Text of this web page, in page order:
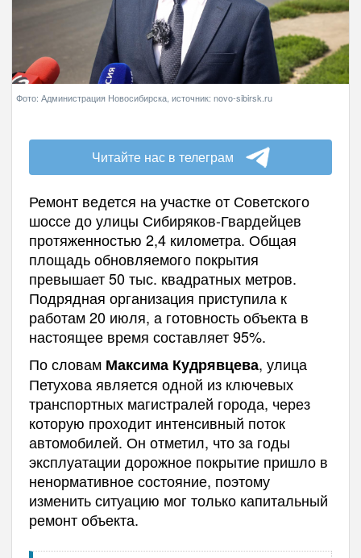
Фото: Администрация Новосибирска, источник: novo-sibirsk.ru
Читайте нас в телеграм
Ремонт ведется на участке от Советского
шоссе до улицы Сибиряков-Гвардейцев
протяженностью 2,4 километра. Общая
площадь обновляемого покрытия
превышает 50 тыс. квадратных метров.
Подрядная организация приступила к
работам 20 июля, а готовность объекта в
настоящее время составляет 95%.
По словам Максима Кудрявцева, улица
Петухова является одной из ключевых
транспортных магистралей города, через
которую проходит интенсивный поток
автомобилей. Он отметил, что за годы
эксплуатации дорожное покрытие пришло в
ненормативное состояние, поэтому
изменить ситуацию мог только капитальный
ремонт объекта.